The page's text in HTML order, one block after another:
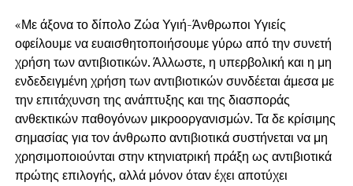
«Με άξονα το δίπολο Ζώα Υγιή-Άνθρωποι Υγιείς
οφείλουμε να ευαισθητοποιήσουμε γύρω από την συνετή
χρήση των αντιβιοτικών. Άλλωστε, η υπερβολική και η μη
ενδεδειγμένη χρήση των αντιβιοτικών συνδέεται άμεσα με
την επιτάχυνση της ανάπτυξης και της διασποράς
ανθεκτικών παθογόνων μικροοργανισμών. Τα δε κρίσιμης
σημασίας για τον άνθρωπο αντιβιοτικά συστήνεται να μη
χρησιμοποιούνται στην κτηνιατρική πράξη ως αντιβιοτικά
πρώτης επιλογής, αλλά μόνον όταν έχει αποτύχει